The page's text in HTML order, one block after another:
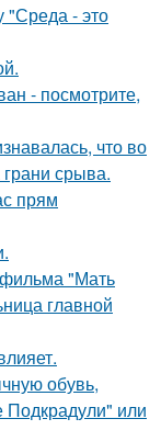
"Среда - это
- посмотрите,
что во
срыва.
прям
"Мать
главной
обувь,
Подкрадули" или